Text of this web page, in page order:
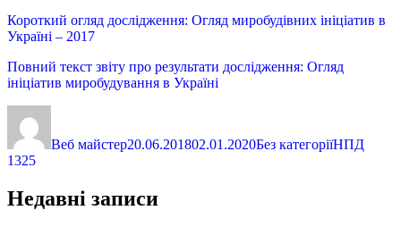
Короткий огляд дослідження: Огляд миробудівних ініціатив в
Україні – 2017
Повний текст звіту про результати дослідження: Огляд
ініціатив миробудування в Україні
Веб майстер20.06.201802.01.2020Без категоріїНПД
1325
Недавні записи